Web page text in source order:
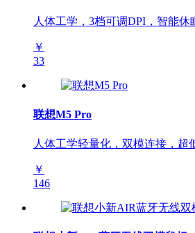
人体工学，3档可调DPI，智能休
￥
33
联想M5 Pro
人体工学轻量化，双模连接，超
￥
146